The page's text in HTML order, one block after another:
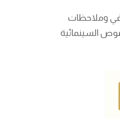
وملاحظات
السينمائية